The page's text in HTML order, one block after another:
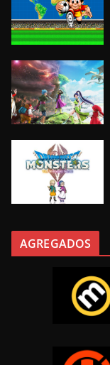
AGREGADOS